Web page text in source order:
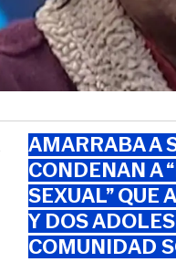
AMARRABA A
CONDENAN A
SEXUAL” QUE
Y DOS
COMUNIDAD